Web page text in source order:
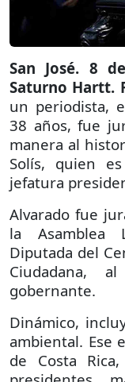
San José. 8
Saturno Hartt.
un periodista,
38 años, fue
manera al
Solís, quien
jefatura
Alvarado fue
la Asamblea
Diputada del
Ciudadana,
gobernante.
Dinámico,
ambiental. Ese
de Costa